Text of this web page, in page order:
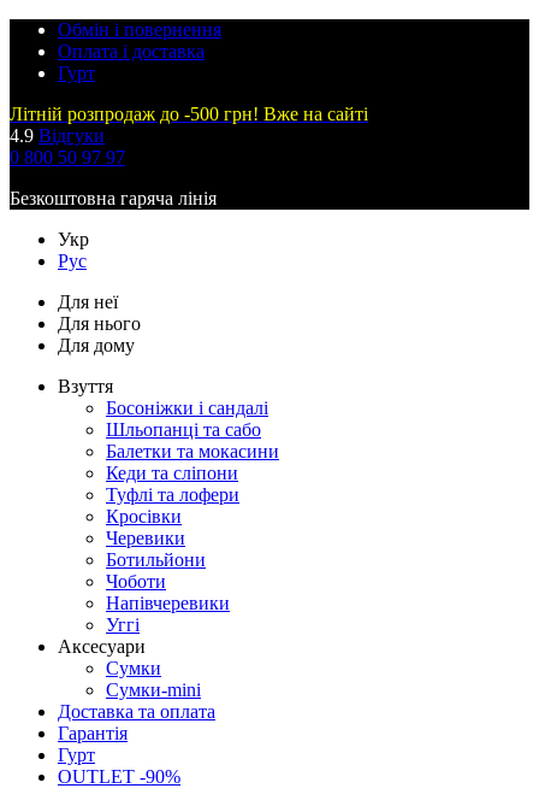
Обмін і повернення
Оплата і доставка
Гурт
Літній розпродаж до -500 грн! Вже на сайті
4.9 Відгуки
0 800 50 97 97
Безкоштовна гаряча лінія
Укр
Рус
Для неї
Для нього
Для дому
Взуття
Босоніжки і сандалі
Шльопанці та сабо
Балетки та мокасини
Кеди та сліпони
Туфлі та лофери
Кросівки
Черевики
Ботильйони
Чоботи
Напівчеревики
Уггі
Аксесуари
Сумки
Сумки-mini
Доставка та оплата
Гарантія
Гурт
OUTLET -90%